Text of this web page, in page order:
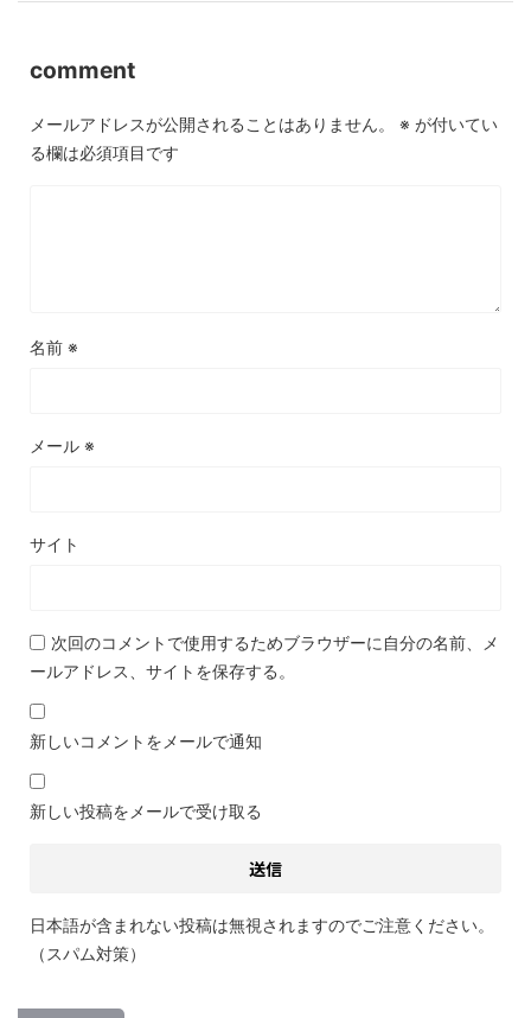
comment
メールアドレスが公開されることはありません。 ※ が付いてい
る欄は必須項目です
名前 ※
メール ※
サイト
次回のコメントで使用するためブラウザーに自分の名前、メ
ールアドレス、サイトを保存する。
新しいコメントをメールで通知
新しい投稿をメールで受け取る
日本語が含まれない投稿は無視されますのでご注意ください。
（スパム対策）